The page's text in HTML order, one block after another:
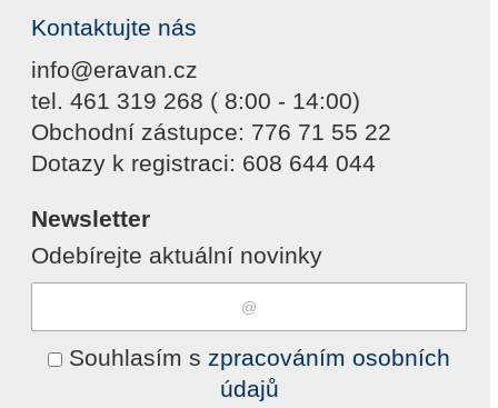
Kontaktujte nás
info@eravan.cz
tel. 461 319 268 ( 8:00 - 14:00)
Obchodní zástupce: 776 71 55 22
Dotazy k registraci: 608 644 044
Newsletter
Odebírejte aktuální novinky
Souhlasím s zpracováním osobních
údajů